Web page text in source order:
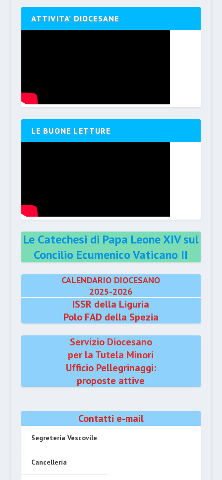
ATTIVITA’ DIOCESANE
LE BUONE LETTURE
Le Catechesi di Papa Leone XIV sul
Concilio Ecumenico Vaticano II
CALENDARIO DIOCESANO
2025-2026
ISSR della Liguria
Polo FAD della Spezia
Servizio Diocesano
per la Tutela Minori
Ufficio Pellegrinaggi:
proposte attive
Contatti e-mail
Segreteria Vescovile
Cancelleria